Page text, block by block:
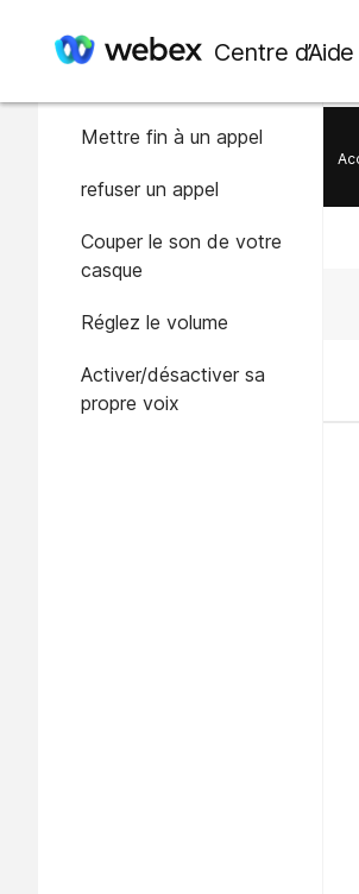
Centre d’Aide
Dans cet article
Mettre fin à un appel
refuser un appel
Couper le son de votre
casque
Réglez le volume
Activer/désactiver sa
propre voix